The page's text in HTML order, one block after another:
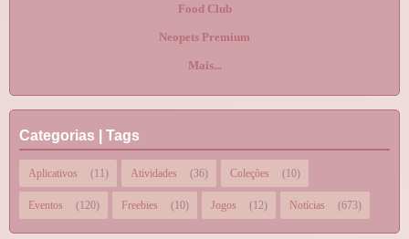
Food Club
Neopets Premium
Mais...
Categorias | Tags
Aplicativos (11) Atividades (36) Coleções (10)
Eventos (120) Freebies (10) Jogos (12) Notícias (673)